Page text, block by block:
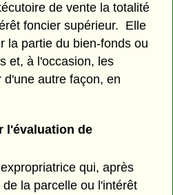
de vente la totalité
foncier supérieur. Elle
la partie du bien-fonds ou
et, à l'occasion, les
autre façon, en
l'évaluation de
qui, après
la parcelle ou l'intérêt